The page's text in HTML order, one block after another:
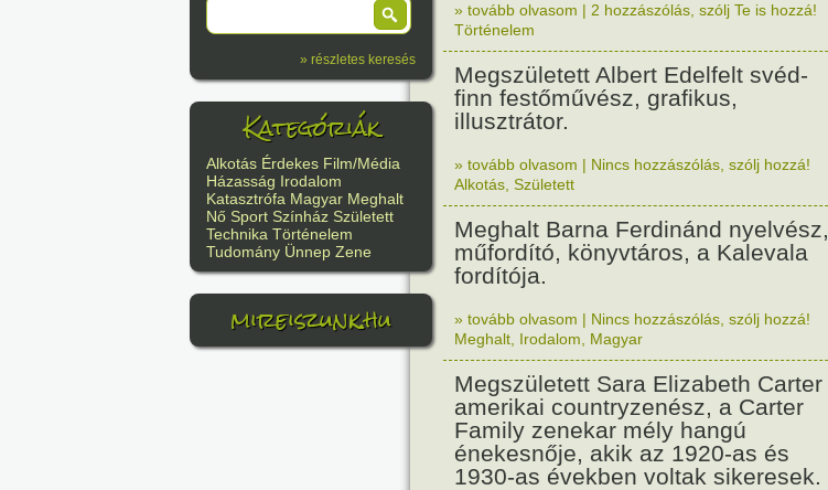
» részletes keresés
Kategóriák
Alkotás Érdekes Film/Média
Házasság Irodalom
Katasztrófa Magyar Meghalt
Nő Sport Színház Született
Technika Történelem
Tudomány Ünnep Zene
mireiszunk.hu
» tovább olvasom | 2 hozzászólás, szólj Te is hozzá!
Történelem
Megszületett Albert Edelfelt svéd-
finn festőművész, grafikus,
illusztrátor.
» tovább olvasom | Nincs hozzászólás, szólj hozzá!
Alkotás Született
Meghalt Barna Ferdinánd nyelvész,
műfordító, könyvtáros, a Kalevala
fordítója.
» tovább olvasom | Nincs hozzászólás, szólj hozzá!
Meghalt Irodalom Magyar
Megszületett Sara Elizabeth Carter
amerikai countryzenész, a Carter
Family zenekar mély hangú
énekesnője, akik az 1920-as és
1930-as években voltak sikeresek.